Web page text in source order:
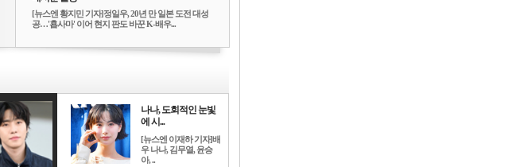
[뉴스엔 황지민 기자]정일우, 20년 만 일본 도전 대성
공…'횹사마' 이어 현지 판도 바꾼 K-배우...
나나, 도회적인 눈빛
에 시...
[뉴스엔 이재하 기자]배
우 나나, 김무열, 윤승
아, ..